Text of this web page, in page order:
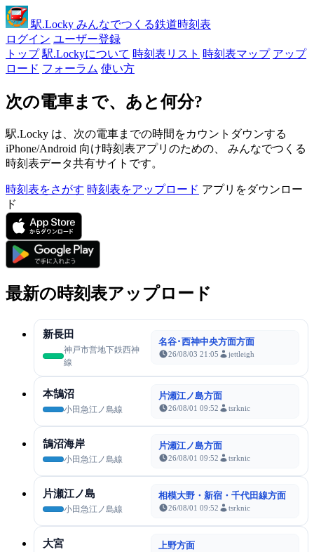
駅.Locky みんなでつくる鉄道時刻表
ログイン ユーザー登録
トップ 駅.Lockyについて 時刻表リスト 時刻表マップ アップ
ロード フォーラム 使い方
次の電車まで、あと何分?
駅.Locky は、次の電車までの時間をカウントダウンする
iPhone/Android 向け時刻表アプリのための、 みんなでつくる
時刻表データ共有サイトです。
時刻表をさがす 時刻表をアップロード アプリをダウンロー
ド
最新の時刻表アップロード
新長田
神戸市営地下鉄西神
線
名谷･西神中央方面方面
26/08/03 21:05 jettleigh
本鵠沼
小田急江ノ島線
片瀬江ノ島方面
26/08/01 09:52 tsrknic
鵠沼海岸
小田急江ノ島線
片瀬江ノ島方面
26/08/01 09:52 tsrknic
片瀬江ノ島
小田急江ノ島線
相模大野・新宿・千代田線方面
26/08/01 09:52 tsrknic
大宮 上野方面